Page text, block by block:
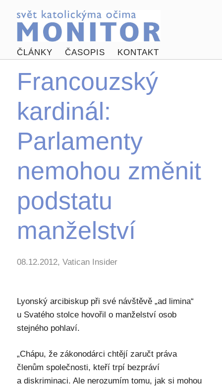
ČLÁNKY ČASOPIS KONTAKT
Francouzský
kardinál:
Parlamenty
nemohou změnit
podstatu
manželství
08.12.2012, Vatican Insider
Lyonský arcibiskup při své návštěvě „ad limina“
u Svatého stolce hovořil o manželství osob
stejného pohlaví.
„Chápu, že zákonodárci chtějí zaručt práva
členům společnosti, kteří trpí bezpráví
a diskriminaci. Ale nerozumím tomu, jak si mohou